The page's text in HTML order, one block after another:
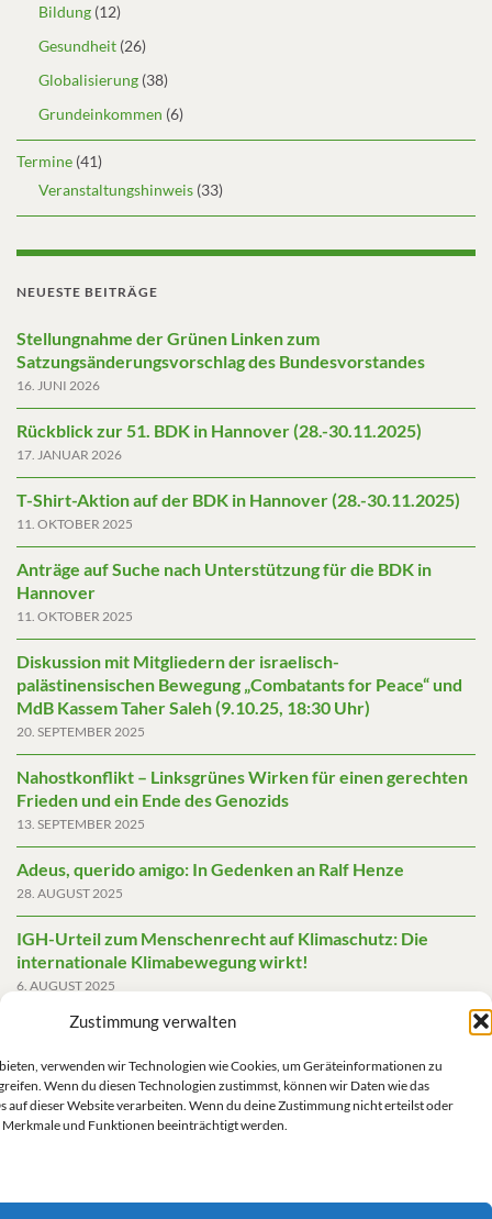
Zustimmung verwalten
verwenden wir Technologien wie Cookies, um Geräteinformationen zu
Wenn du diesen Technologien zustimmst, können wir Daten wie das
auf dieser Website verarbeiten. Wenn du deine Zustimmung nicht erteilst oder
und Funktionen beeinträchtigt werden.
Bildung (12)
Gesundheit (26)
Globalisierung (38)
Grundeinkommen (6)
Termine (41)
Veranstaltungshinweis (33)
NEUESTE BEITRÄGE
Stellungnahme der Grünen Linken zum
Satzungsänderungsvorschlag des Bundesvorstandes
16. JUNI 2026
Rückblick zur 51. BDK in Hannover (28.-30.11.2025)
17. JANUAR 2026
T-Shirt-Aktion auf der BDK in Hannover (28.-30.11.2025)
11. OKTOBER 2025
Anträge auf Suche nach Unterstützung für die BDK in
Hannover
11. OKTOBER 2025
Diskussion mit Mitgliedern der israelisch-
palästinensischen Bewegung „Combatants for Peace“ und
MdB Kassem Taher Saleh (9.10.25, 18:30 Uhr)
20. SEPTEMBER 2025
Nahostkonflikt – Linksgrünes Wirken für einen gerechten
Frieden und ein Ende des Genozids
13. SEPTEMBER 2025
Adeus, querido amigo: In Gedenken an Ralf Henze
28. AUGUST 2025
IGH-Urteil zum Menschenrecht auf Klimaschutz: Die
internationale Klimabewegung wirkt!
6. AUGUST 2025
Friedensgutachten 2025
Die AfD mit mehr Demokratie wegregieren
14. MAI 2025